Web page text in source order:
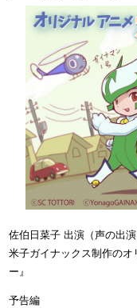
佐伯日菜子 出演（声の出演
米子ガイナックス制作の
ー』
予告編